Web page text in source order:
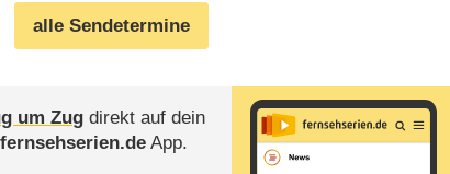
alle Sendetermine
um Zug direkt auf dein
fernsehserien.de App.